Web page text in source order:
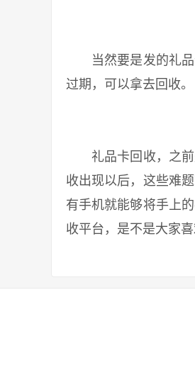
当然要是发的礼品
过期，可以拿去回收。
礼品卡回收，之前
收出现以后，这些难
有手机就能够将手上
收平台，是不是大家